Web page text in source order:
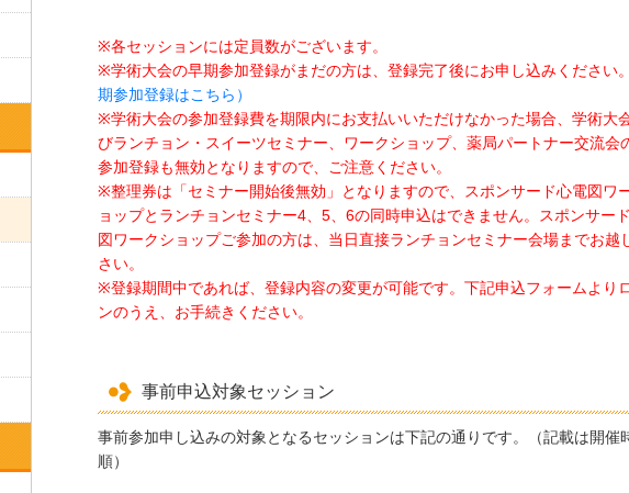
※各セッションには定員数がございます。
※学術大会の早期参加登録がまだの方は、登録完了後にお申し込みください
期参加登録はこちら）
※学術大会の参加登録費を期限内にお支払いいただけなかった場合、学術大
びランチョン・スイーツセミナー、ワークショップ、薬局パートナー交流会
参加登録も無効となりますので、ご注意ください。
※整理券は「セミナー開始後無効」となりますので、スポンサード心電図ワ
ョップとランチョンセミナー4、5、6の同時申込はできません。スポンサー
図ワークショップご参加の方は、当日直接ランチョンセミナー会場までお越
さい。
※登録期間中であれば、登録内容の変更が可能です。下記申込フォームより
ンのうえ、お手続きください。
事前申込対象セッション
事前参加申し込みの対象となるセッションは下記の通りです。（記載は開催
順）